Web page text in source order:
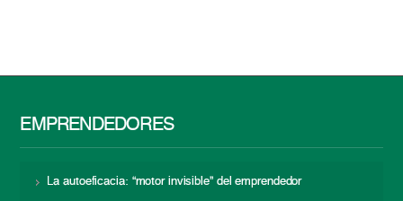
EMPRENDEDORES
La autoeficacia: “motor invisible” del emprendedor